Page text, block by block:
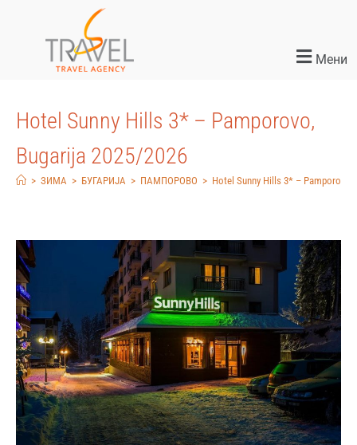
Мени
Hotel Sunny Hills 3* – Pamporovo,
Bugarija 2025/2026
> ЗИМА > БУГАРИЈА > ПАМПОРОВО > Hotel Sunny Hills 3* – Pamporovo,